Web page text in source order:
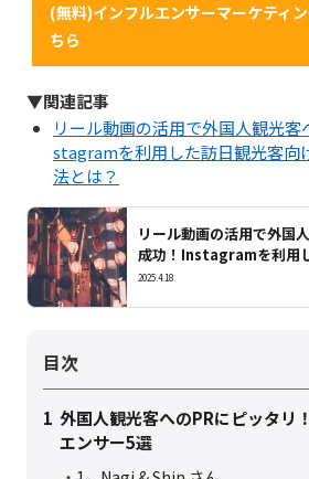
(無料)インフルエンサーマーケティ
ちら
▼関連記事
リール動画の活用で外国人観光
stagramを利用した訪日観光客向
法とは？
リール動画の活用で外国
成功！Instagramを利用
のマーケティング方法とは
2025.4.18
目次
1 外国人観光客へのPRにピッタリ
エンサー5選